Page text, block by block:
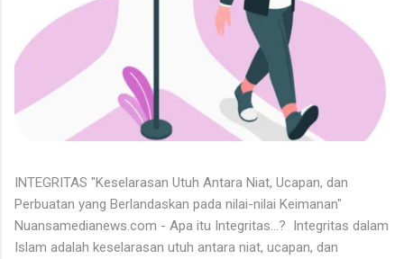
INTEGRITAS "Keselarasan Utuh Antara Niat, Ucapan, dan
Perbuatan yang Berlandaskan pada nilai-nilai Keimanan"
Nuansamedianews.com - Apa itu Integritas...? Integritas dalam
Islam adalah keselarasan utuh antara niat, ucapan, dan